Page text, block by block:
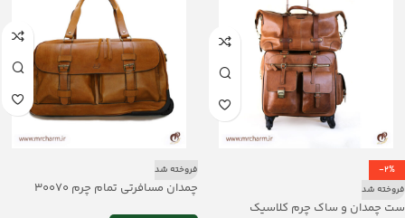
-2%
فروخته شد
ست چمدان و ساک چرم کلاسیک
فروخته شد
چمدان مسافرتی تمام چرم 30070